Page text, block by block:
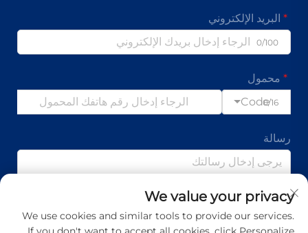
البريد الإلكتروني
0/100
محمول
Code0/16
رسالة
0/1000
We value your privacy
We use cookies and similar tools to provide our services.